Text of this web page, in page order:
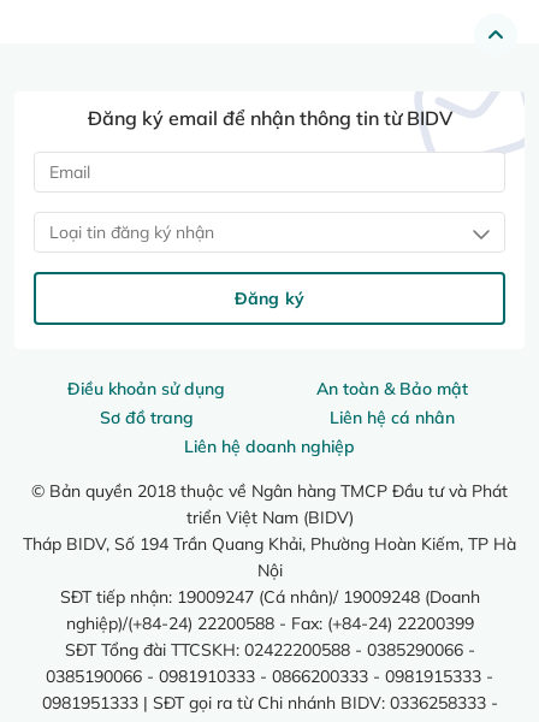
Điều khoản sử dụng
An toàn & Bảo mật
Sơ đồ trang
Liên hệ cá nhân
Liên hệ doanh nghiệp
© Bản quyền 2018 thuộc về Ngân hàng TMCP Đầu tư và Phát
triển Việt Nam (BIDV)
Tháp BIDV, Số 194 Trần Quang Khải, Phường Hoàn Kiếm, TP Hà
Nội
SĐT tiếp nhận: 19009247 (Cá nhân)/ 19009248 (Doanh
nghiệp)/(+84-24) 22200588 - Fax: (+84-24) 22200399
SĐT Tổng đài TTCSKH: 02422200588 - 0385290066 -
0385190066 - 0981910333 - 0866200333 - 0981915333 -
0981951333 | SĐT gọi ra từ Chi nhánh BIDV: 0336258333 -
Đăng ký email để nhận thông tin từ BIDV
Loại tin đăng ký nhận
Đăng ký